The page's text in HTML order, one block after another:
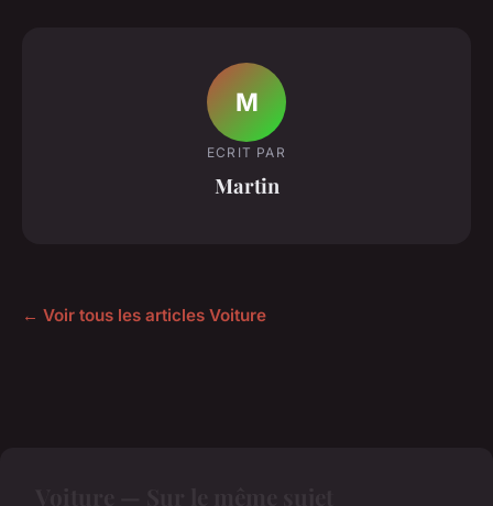
M
ECRIT PAR
Martin
← Voir tous les articles Voiture